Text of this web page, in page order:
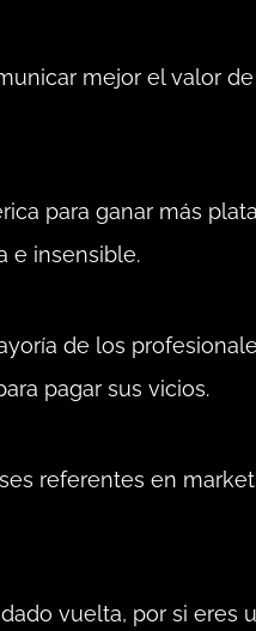
mejor el valor
para ganar más
e insensible.
de los
pagar sus vicios.
referentes en
vuelta, por si eres